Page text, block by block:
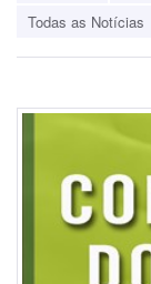
Todas as Notícias